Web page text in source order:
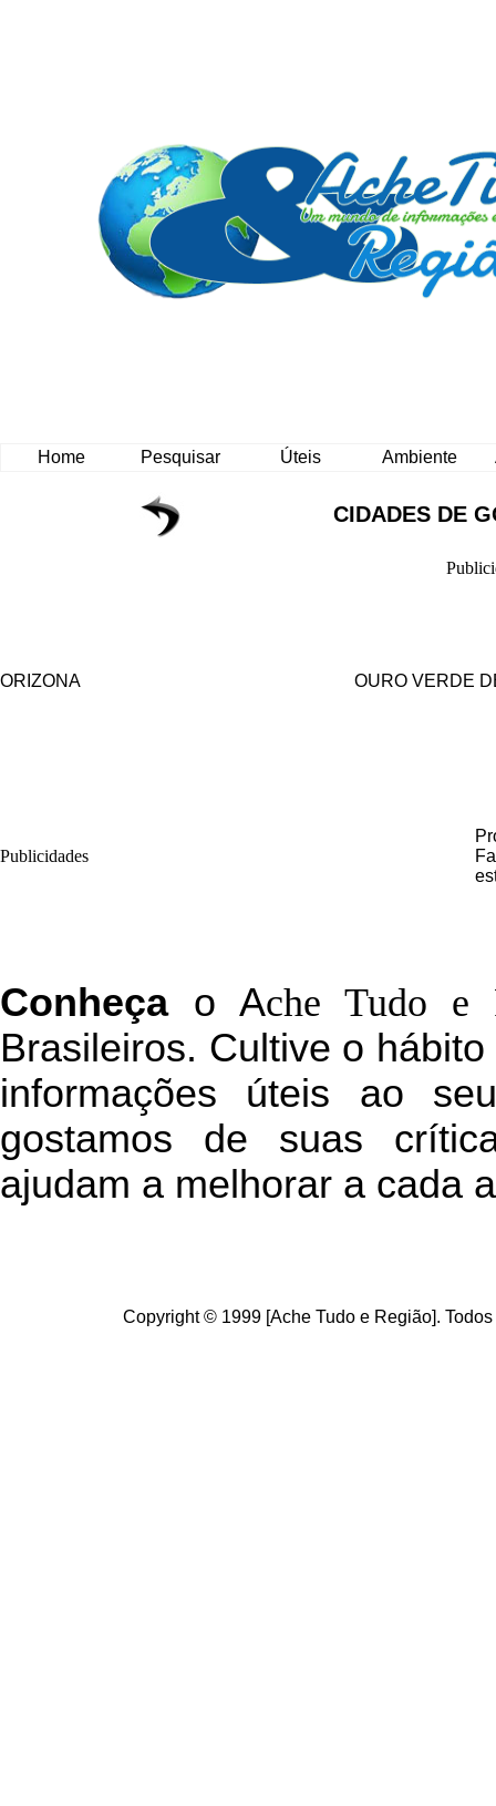
Home Pesquisar Úteis Ambiente
CIDADES DE
ORIZONA OURO VERDE
Publicidades
Conheçao Ache Tudo e
Brasileiros. Cultive o
informações úteis ao
gostamos de suas
ajudam a melhorar a cada
Copyright © 1999 [Ache Tudo e Região].